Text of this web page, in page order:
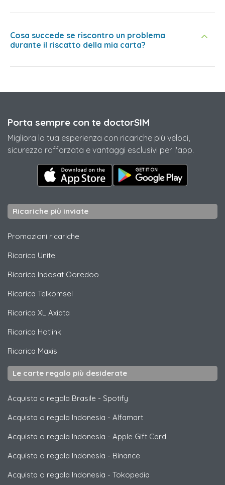
Cosa succede se riscontro un problema
durante il riscatto della mia carta?
Porta sempre con te doctorSIM
Migliora la tua esperienza con ricariche più veloci,
sicurezza rafforzata e vantaggi esclusivi per l'app.
Ricariche più inviate
Promozioni ricariche
Ricarica Unitel
Ricarica Indosat Ooredoo
Ricarica Telkomsel
Ricarica XL Axiata
Ricarica Hotlink
Ricarica Maxis
Le carte regalo più desiderate
Acquista o regala Brasile - Spotify
Acquista o regala Indonesia - Alfamart
Acquista o regala Indonesia - Apple Gift Card
Acquista o regala Indonesia - Binance
Acquista o regala Indonesia - Tokopedia